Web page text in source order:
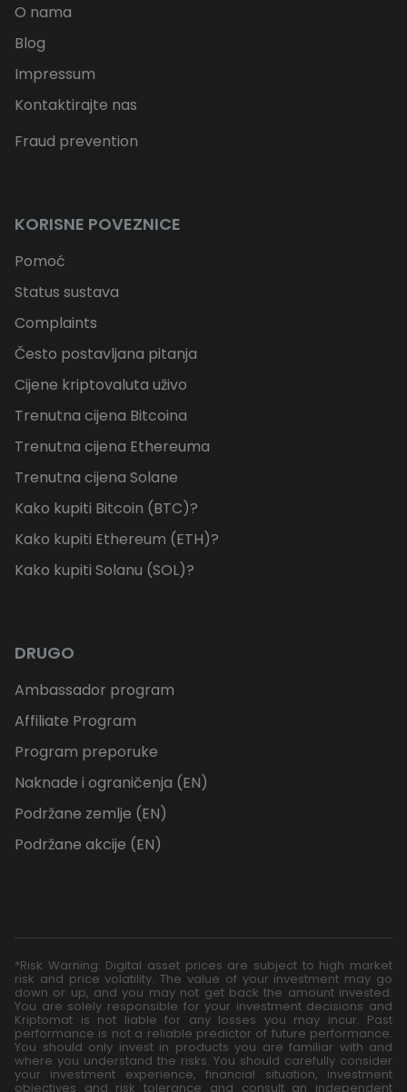
O nama
Blog
Impressum
Kontaktirajte nas
Fraud prevention
KORISNE POVEZNICE
Pomoć
Status sustava
Complaints
Često postavljana pitanja
Cijene kriptovaluta uživo
Trenutna cijena Bitcoina
Trenutna cijena Ethereuma
Trenutna cijena Solane
Kako kupiti Bitcoin (BTC)?
Kako kupiti Ethereum (ETH)?
Kako kupiti Solanu (SOL)?
DRUGO
Ambassador program
Affiliate Program
Program preporuke
Naknade i ograničenja (EN)
Podržane zemlje (EN)
Podržane akcije (EN)
*Risk Warning: Digital asset prices are subject to high market
risk and price volatility. The value of your investment may go
down or up, and you may not get back the amount invested.
You are solely responsible for your investment decisions and
Kriptomat is not liable for any losses you may incur. Past
performance is not a reliable predictor of future performance.
You should only invest in products you are familiar with and
where you understand the risks. You should carefully consider
your investment experience, financial situation, investment
objectives and risk tolerance and consult an independent